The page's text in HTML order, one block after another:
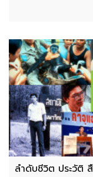
ลำดับชีวิต ประวัติ